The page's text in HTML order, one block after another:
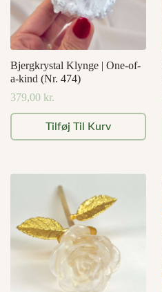
Bjergkrystal Klynge | One-of-
a-kind (Nr. 474)
379,00 kr.
Tilføj Til Kurv